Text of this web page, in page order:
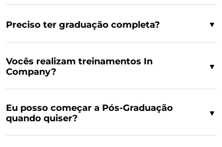
Preciso ter graduação completa? ▼
Vocês realizam treinamentos In
Company?
▼
Eu posso começar a Pós-Graduação
quando quiser?
▼